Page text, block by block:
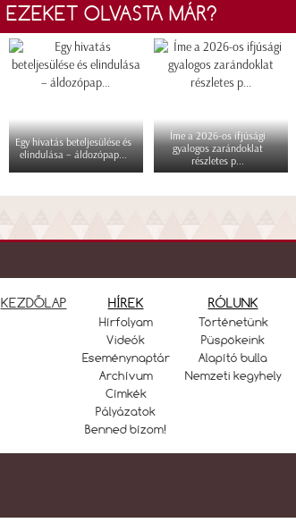
EZEKET OLVASTA MÁR?
Egy hivatás beteljesülése és
elindulása – áldozópap...
Íme a 2026-os ifjúsági
gyalogos zarándoklat
részletes p...
KEZDŐLAP HÍREK
Hírfolyam
Videók
Eseménynaptár
Archívum
Címkék
Pályázatok
Benned bízom!
RÓLUNK
Történetünk
Püspökeink
Alapító bulla
Nemzeti kegyhely